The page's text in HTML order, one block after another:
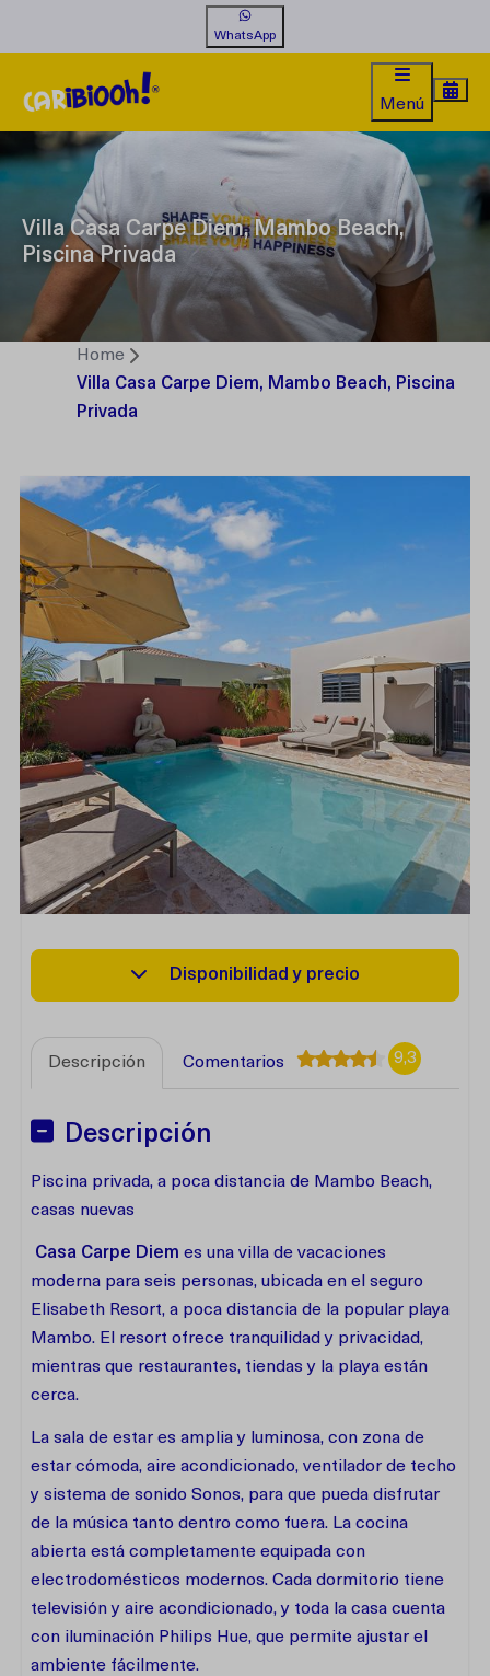
WhatsApp
Menú
Villa Casa Carpe Diem, Mambo Beach,
Piscina Privada
Home
Villa Casa Carpe Diem, Mambo Beach, Piscina
Privada
Disponibilidad y precio
Descripción Comentarios 9,3
Descripción
Piscina privada, a poca distancia de Mambo Beach,
casas nuevas
Casa Carpe Diem es una villa de vacaciones
moderna para seis personas, ubicada en el seguro
Elisabeth Resort, a poca distancia de la popular playa
Mambo. El resort ofrece tranquilidad y privacidad,
mientras que restaurantes, tiendas y la playa están
cerca.
La sala de estar es amplia y luminosa, con zona de
estar cómoda, aire acondicionado, ventilador de techo
y sistema de sonido Sonos, para que pueda disfrutar
de la música tanto dentro como fuera. La cocina
abierta está completamente equipada con
electrodomésticos modernos. Cada dormitorio tiene
televisión y aire acondicionado, y toda la casa cuenta
con iluminación Philips Hue, que permite ajustar el
ambiente fácilmente.